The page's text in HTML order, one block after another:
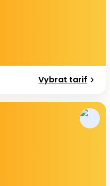
Vybrat tarif